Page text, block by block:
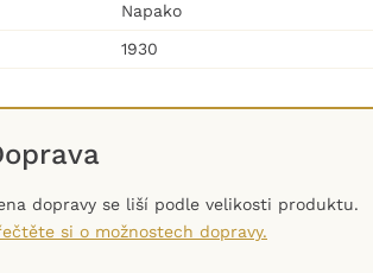
Napako
1930
dopravy se liší podle velikosti produktu.
si o možnostech dopravy.